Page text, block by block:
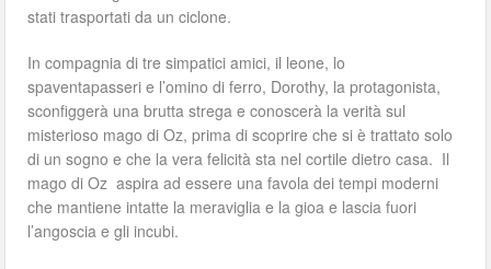
stati trasportati da un ciclone.
In compagnia di tre simpatici amici, il leone, lo
spaventapasseri e l’omino di ferro, Dorothy, la protagonista,
sconfiggerà una brutta strega e conoscerà la verità sul
misterioso mago di Oz, prima di scoprire che si è trattato solo
di un sogno e che la vera felicità sta nel cortile dietro casa. Il
mago di Oz aspira ad essere una favola dei tempi moderni
che mantiene intatte la meraviglia e la gioa e lascia fuori
l’angoscia e gli incubi.